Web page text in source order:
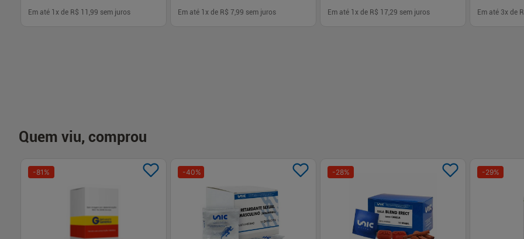
Em até 1 x de R$ 11,99 sem juros Em até 1 x de R$ 7,99 sem juros Em até 1 x de R$ 17,29 sem juros Em até 3x de
Quem viu, comprou
-81 % -40% -28% -29%